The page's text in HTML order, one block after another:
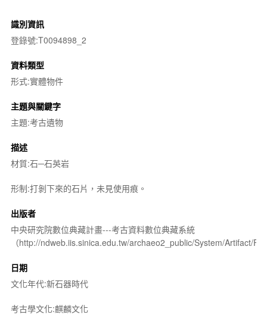
識別資訊
登錄號:T0094898_2
資料類型
形式:實體物件
主題與關鍵字
主題:考古遺物
描述
材質:石─石英岩
形制:打剝下來的石片，未見使用痕。
出版者
中央研究院數位典藏計畫---考古資料數位典藏系統
（http://ndweb.iis.sinica.edu.tw/archaeo2_public/System/Artifact/
日期
文化年代:新石器時代
考古學文化:麒麟文化